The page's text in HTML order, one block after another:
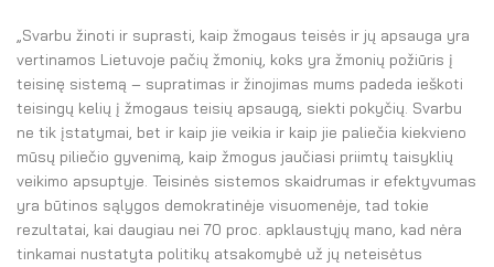
„Svarbu žinoti ir suprasti, kaip žmogaus teisės ir jų apsauga yra
vertinamos Lietuvoje pačių žmonių, koks yra žmonių požiūris į
teisinę sistemą – supratimas ir žinojimas mums padeda ieškoti
teisingų kelių į žmogaus teisių apsaugą, siekti pokyčių. Svarbu
ne tik įstatymai, bet ir kaip jie veikia ir kaip jie paliečia kiekvieno
mūsų piliečio gyvenimą, kaip žmogus jaučiasi priimtų taisyklių
veikimo apsuptyje. Teisinės sistemos skaidrumas ir efektyvumas
yra būtinos sąlygos demokratinėje visuomenėje, tad tokie
rezultatai, kai daugiau nei 70 proc. apklaustųjų mano, kad nėra
tinkamai nustatyta politikų atsakomybė už jų neteisėtus